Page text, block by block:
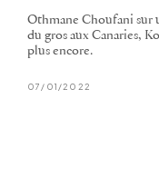
Othmane Choufani sur
du gros aux Canaries,
plus encore.
07/01/2022